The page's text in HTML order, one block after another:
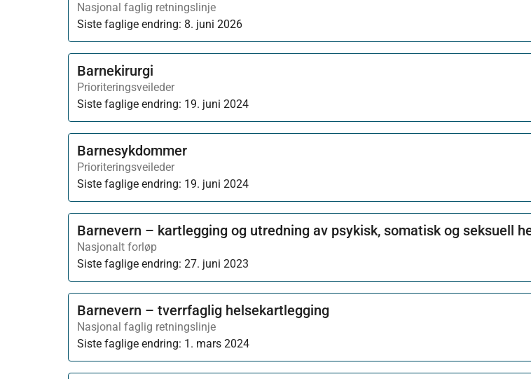
Nasjonal faglig retningslinje
Siste faglige endring: 8. juni 2026
Barnekirurgi
Prioriteringsveileder
Siste faglige endring: 19. juni 2024
Barnesykdommer
Prioriteringsveileder
Siste faglige endring: 19. juni 2024
Barnevern – kartlegging og utredning av psykisk, somatisk og seksuell
Nasjonalt forløp
Siste faglige endring: 27. juni 2023
Barnevern – tverrfaglig helsekartlegging
Nasjonal faglig retningslinje
Siste faglige endring: 1. mars 2024